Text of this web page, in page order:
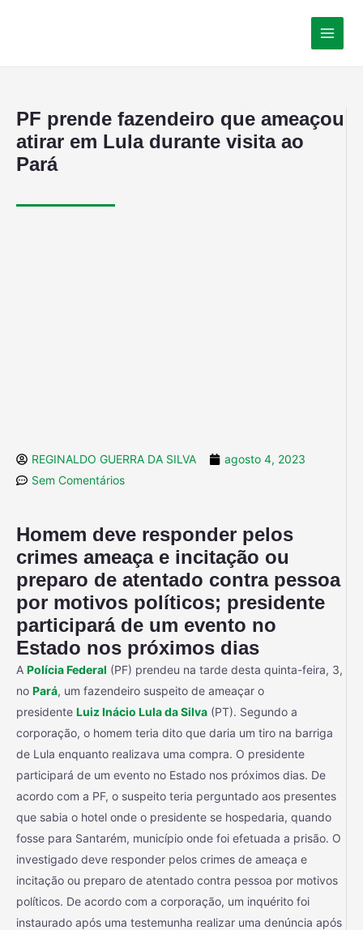
PF prende fazendeiro que ameaçou
atirar em Lula durante visita ao
Pará
REGINALDO GUERRA DA SILVA
agosto 4, 2023
Sem Comentários
Homem deve responder pelos
crimes ameaça e incitação ou
preparo de atentado contra pessoa
por motivos políticos; presidente
participará de um evento no
Estado nos próximos dias
A Polícia Federal (PF) prendeu na tarde desta quinta-feira, 3,
no Pará, um fazendeiro suspeito de ameaçar o
presidente Luiz Inácio Lula da Silva (PT). Segundo a
corporação, o homem teria dito que daria um tiro na barriga
de Lula enquanto realizava uma compra. O presidente
participará de um evento no Estado nos próximos dias. De
acordo com a PF, o suspeito teria perguntado aos presentes
que sabia o hotel onde o presidente se hospedaria, quando
fosse para Santarém, município onde foi efetuada a prisão. O
investigado deve responder pelos crimes de ameaça e
incitação ou preparo de atentado contra pessoa por motivos
políticos. De acordo com a corporação, um inquérito foi
instaurado após uma testemunha realizar uma denúncia após